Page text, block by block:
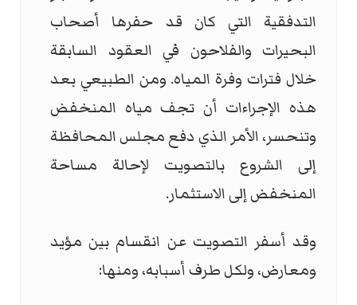
التدفقية التي كان قد حفرها أصحاب
البحيرات والفلاحون في العقود السابقة
خلال فترات وفرة المياه. ومن الطبيعي بعد
هذه الإجراءات أن تجف مياه المنخفض
وتنحسر، الأمر الذي دفع مجلس المحافظة
إلى الشروع بالتصويت لإحالة مساحة
المنخفض إلى الاستثمار.
وقد أسفر التصويت عن انقسام بين مؤيد
ومعارض، ولكل طرف أسبابه، ومنها: